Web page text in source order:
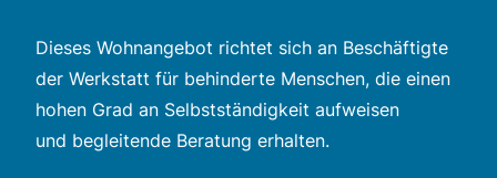
Dieses Wohnangebot richtet sich an Beschäftigte
der Werkstatt für behinderte Menschen, die einen
hohen Grad an Selbstständigkeit aufweisen
und begleitende Beratung erhalten.